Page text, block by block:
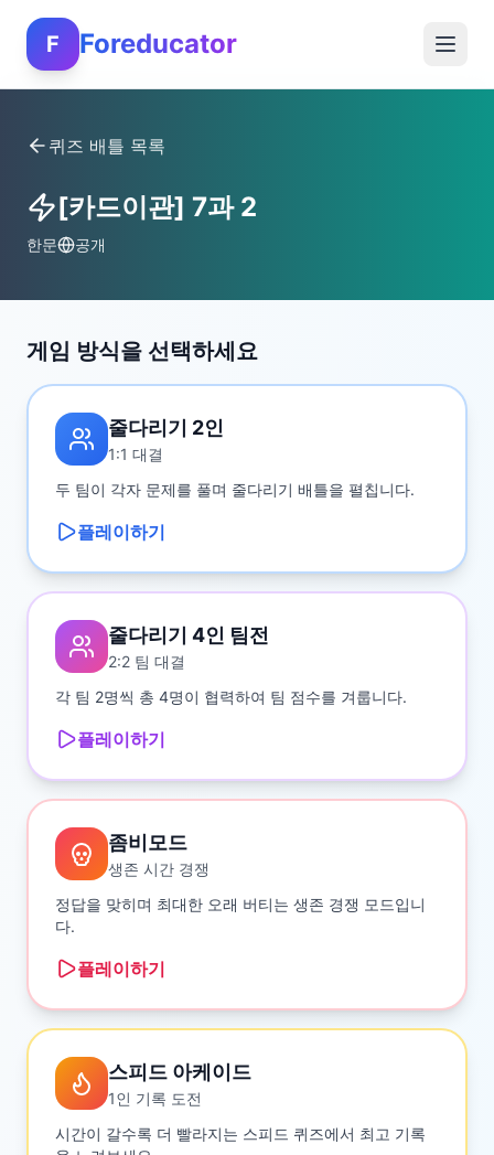
F Foreducator
퀴즈 배틀 목록
[카드이관] 7과 2
한문 공개
게임 방식을 선택하세요
줄다리기 2인
1:1 대결
두 팀이 각자 문제를 풀며 줄다리기 배틀을 펼칩니다.
플레이하기
줄다리기 4인 팀전
2:2 팀 대결
각 팀 2명씩 총 4명이 협력하여 팀 점수를 겨룹니다.
플레이하기
좀비모드
생존 시간 경쟁
정답을 맞히며 최대한 오래 버티는 생존 경쟁 모드입니
다.
플레이하기
스피드 아케이드
1인 기록 도전
시간이 갈수록 더 빨라지는 스피드 퀴즈에서 최고 기록